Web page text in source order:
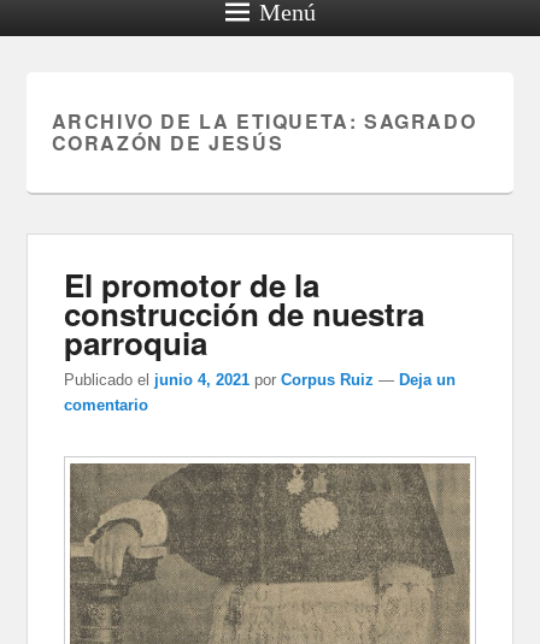
Menú
ARCHIVO DE LA ETIQUETA: SAGRADO
CORAZÓN DE JESÚS
El promotor de la
construcción de nuestra
parroquia
Publicado el junio 4, 2021 porCorpus Ruiz — Deja un
comentario